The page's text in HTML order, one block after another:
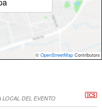
© OpenStreetMap Contributors
LOCAL DEL EVENTO